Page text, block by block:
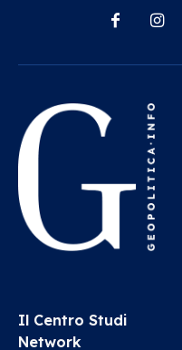
Il Centro Studi
Network